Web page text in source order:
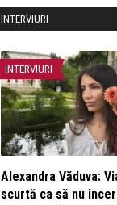
INTERVIURI
INTERVIURI
Alexandra Văduva:
scurtă ca să nu